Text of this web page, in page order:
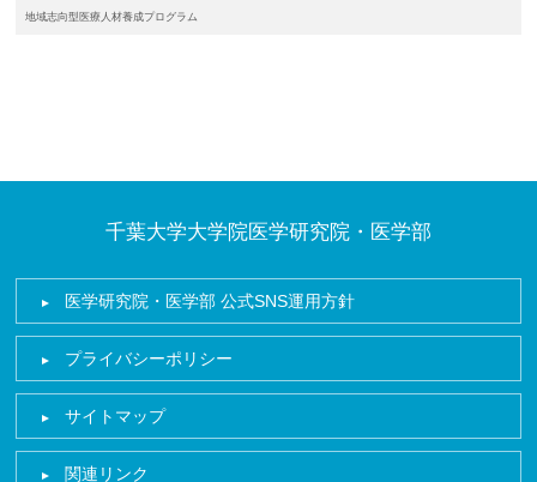
地域志向型医療人材養成プログラム
千葉大学大学院医学研究院・医学部
医学研究院・医学部 公式SNS運用方針
プライバシーポリシー
サイトマップ
関連リンク